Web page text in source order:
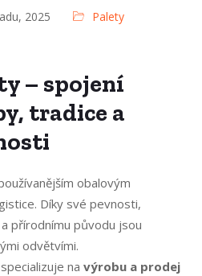
2025
Palety
– spojení
tradice a
obalovým
Díky své pevnosti,
přírodnímu původu jsou
odvětvími.
na výrobu a prodej